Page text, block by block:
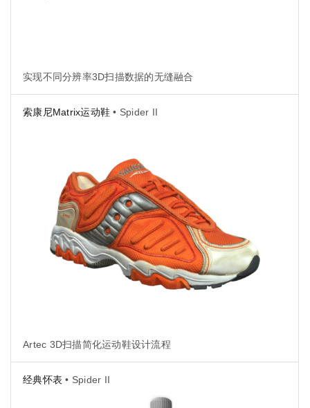
实现不同分辨率3D扫描数据的无缝融合
索康尼Matrix运动鞋 • Spider II
Artec 3D扫描简化运动鞋设计流程
经典怀表 • Spider II